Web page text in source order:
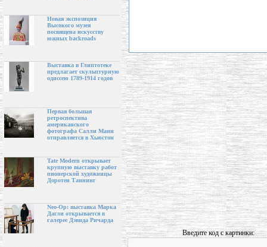
Новая экспозиция
Высокого музея
посвящена искусству
южных backroads
Выставка в Глиптотеке
предлагает скульптурную
одиссею 1789-1914 годов
Первая большая
ретроспектива
американского
фотографа Салли Манн
отправляется в Хьюстон
Tate Modern открывает
крупную выставку работ
пионерской художницы
Доротеи Таннинг
Neo-Op: выставка Марка
Дагли открывается в
галерее Дэвида Ричарда
Введите код с картинки: